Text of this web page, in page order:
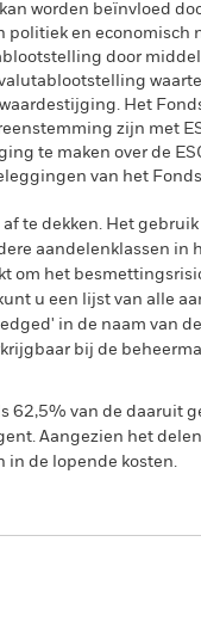
worden beïnvloed
politiek en economisch
door
Het
zijn met
te maken over de
van het
te dekken. Het
aandelenklassen in
om het
u een lijst van alle
in de naam van
bij de
62,5% van de daaruit
Aangezien het
in de lopende kosten.